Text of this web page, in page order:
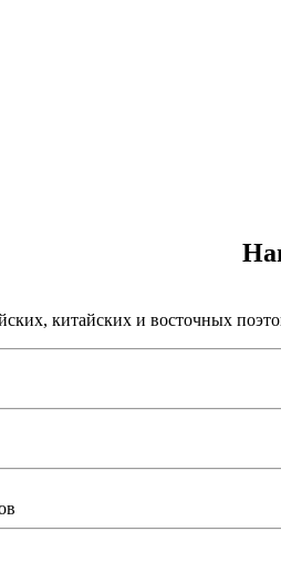
китайских и восточных